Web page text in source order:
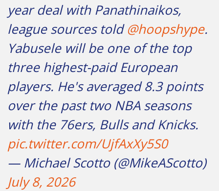
year deal with Panathinaikos,
league sources told@hoopshype.
Yabusele will be one of the top
three highest-paid European
players. He's averaged 8.3 points
over the past two NBA seasons
with the 76ers, Bulls and Knicks.
pic.twitter.com/UjfAxXy5S0
— Michael Scotto (@MikeAScotto)
July 8, 2026